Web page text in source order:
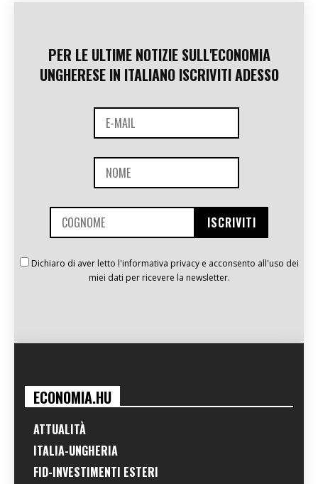
PER LE ULTIME NOTIZIE SULL'ECONOMIA
UNGHERESE IN ITALIANO ISCRIVITI ADESSO
Dichiaro di aver letto l'informativa privacy e acconsento all'uso dei
miei dati per ricevere la newsletter.
ECONOMIA.HU
ATTUALITÀ
ITALIA-UNGHERIA
FID-INVESTIMENTI ESTERI